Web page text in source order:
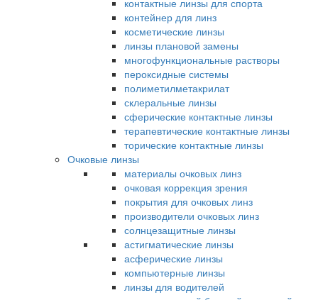
контактные линзы для спорта
контейнер для линз
косметические линзы
линзы плановой замены
многофункциональные растворы
пероксидные системы
полиметилметакрилат
склеральные линзы
сферические контактные линзы
терапевтические контактные линзы
торические контактные линзы
Очковые линзы
материалы очковых линз
очковая коррекция зрения
покрытия для очковых линз
производители очковых линз
солнцезащитные линзы
астигматические линзы
асферические линзы
компьютерные линзы
линзы для водителей